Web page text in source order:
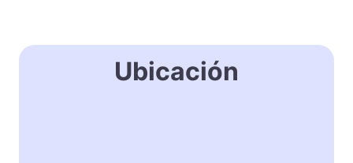
Ubicación